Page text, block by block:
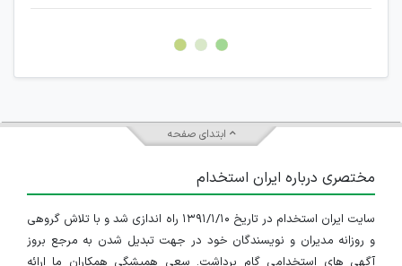
غیر مجاز می باشد.
امکان هماهنگی برای هرگونه ملاقات حضوری چه به صورت دسته
ابتدای صفحه
مختصری درباره ایران استخدام
سایت ایران استخدام در تاریخ ۱۳۹۱/۱/۱۰ راه اندازی شد و با تلاش گروهی
و روزانه مدیران و نویسندگان خود در جهت تبدیل شدن به مرجع بروز
آگهی های استخدامی گام برداشت. سعی همیشگی همکاران ما ارائه